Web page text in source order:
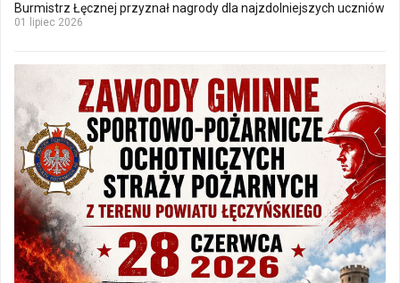
Burmistrz Łęcznej przyznał nagrody dla najzdolniejszych uczniów
01 lipiec 2026